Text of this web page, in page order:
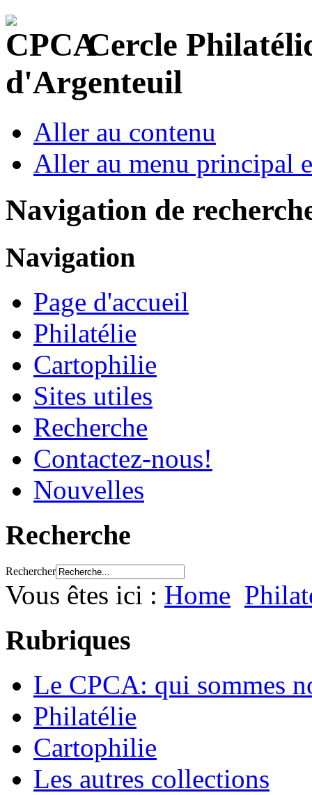
Cercle
d'Argenteuil
Aller au contenu
Aller au menu principal
Navigation de
Navigation
Page d'accueil
Philatélie
Cartophilie
Sites utiles
Recherche
Contactez-nous!
Nouvelles
Recherche
Rechercher
Vous êtes ici : Home
Rubriques
Le CPCA: qui sommes
Philatélie
Cartophilie
Les autres collections